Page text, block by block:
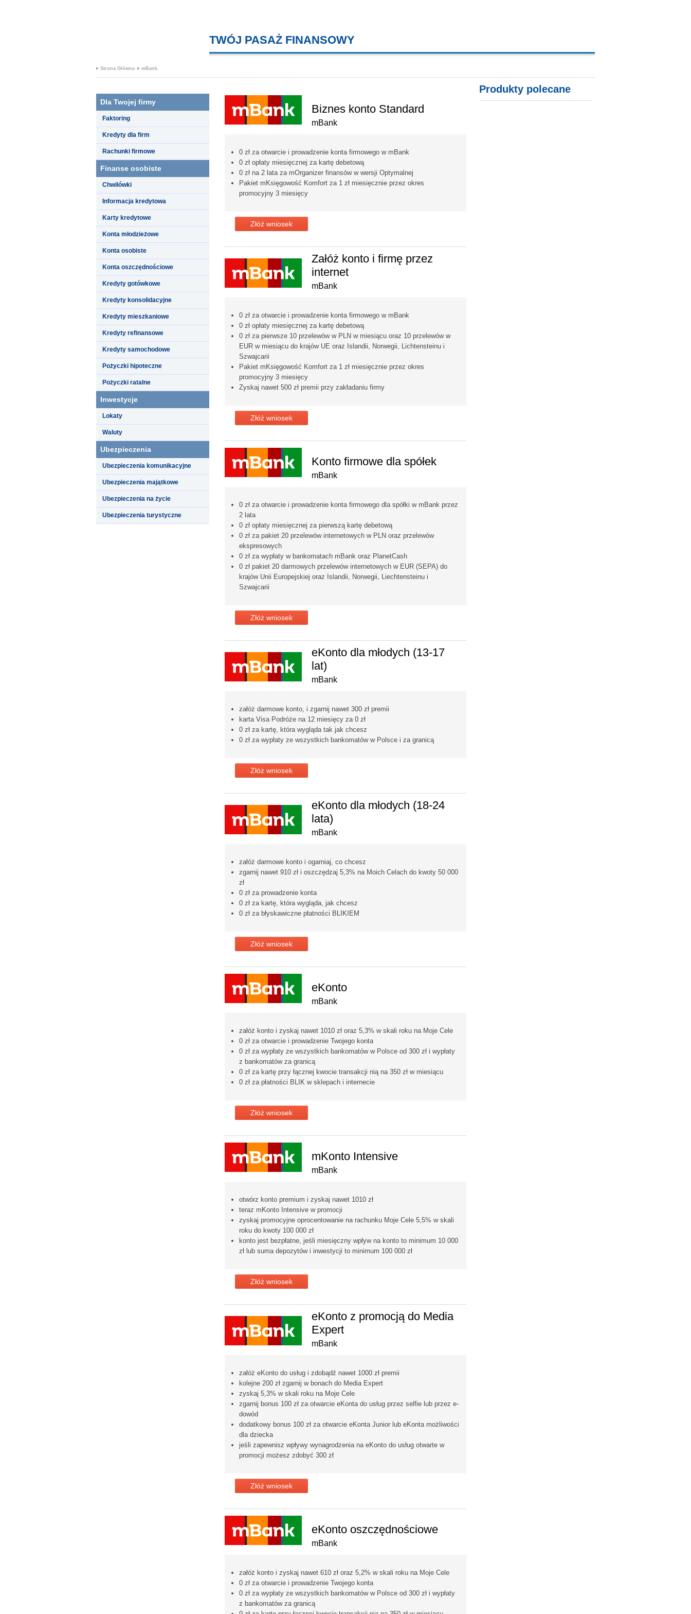
TWÓJ PASAŻ FINANSOWY
Strona Główna mBank
Dla Twojej firmy
Faktoring
Kredyty dla firm
Rachunki firmowe
Finanse osobiste
Chwilówki
Informacja kredytowa
Karty kredytowe
Konta młodzieżowe
Konta osobiste
Konta oszczędnościowe
Kredyty gotówkowe
Kredyty konsolidacyjne
Kredyty mieszkaniowe
Kredyty refinansowe
Kredyty samochodowe
Pożyczki hipoteczne
Pożyczki ratalne
Inwestycje
Lokaty
Waluty
Ubezpieczenia
Ubezpieczenia komunikacyjne
Ubezpieczenia majątkowe
Ubezpieczenia na życie
Ubezpieczenia turystyczne
Biznes konto Standard
mBank
0 zł za otwarcie i prowadzenie konta firmowego w mBank
0 zł opłaty miesięcznej za kartę debetową
0 zł na 2 lata za mOrganizer finansów w wersji Optymalnej
Pakiet mKsięgowość Komfort za 1 zł miesięcznie przez okres
promocyjny 3 miesięcy
Złóż wniosek
Załóż konto i firmę przez
internet
mBank
0 zł za otwarcie i prowadzenie konta firmowego w mBank
0 zł opłaty miesięcznej za kartę debetową
0 zł za pierwsze 10 przelewów w PLN w miesiącu oraz 10 przelewów w
EUR w miesiącu do krajów UE oraz Islandii, Norwegii, Lichtensteinu i
Szwajcarii
Pakiet mKsięgowość Komfort za 1 zł miesięcznie przez okres
promocyjny 3 miesięcy
Zyskaj nawet 500 zł premii przy zakładaniu firmy
Złóż wniosek
Konto firmowe dla spółek
mBank
0 zł za otwarcie i prowadzenie konta firmowego dla spółki w mBank przez
2 lata
0 zł opłaty miesięcznej za pierwszą kartę debetową
0 zł za pakiet 20 przelewów internetowych w PLN oraz przelewów
ekspresowych
0 zł za wypłaty w bankomatach mBank oraz PlanetCash
0 zł pakiet 20 darmowych przelewów internetowych w EUR (SEPA) do
krajów Unii Europejskiej oraz Islandii, Norwegii, Liechtensteinu i
Szwajcarii
Złóż wniosek
eKonto dla młodych (13-17
lat)
mBank
załóż darmowe konto, i zgarnij nawet 300 zł premii
karta Visa Podróże na 12 miesięcy za 0 zł
0 zł za kartę, która wygląda tak jak chcesz
0 zł za wypłaty ze wszystkich bankomatów w Polsce i za granicą
Złóż wniosek
eKonto dla młodych (18-24
lata)
mBank
załóż darmowe konto i ogarniaj, co chcesz
zgarnij nawet 910 zł i oszczędzaj 5,3% na Moich Celach do kwoty 50 000
zł
0 zł za prowadzenie konta
0 zł za kartę, która wygląda, jak chcesz
0 zł za błyskawiczne płatności BLIKIEM
Złóż wniosek
eKonto
mBank
załóż konto i zyskaj nawet 1010 zł oraz 5,3% w skali roku na Moje Cele
0 zł za otwarcie i prowadzenie Twojego konta
0 zł za wypłaty ze wszystkich bankomatów w Polsce od 300 zł i wypłaty
z bankomatów za granicą
0 zł za kartę przy łącznej kwocie transakcji nią na 350 zł w miesiącu
0 zł za płatności BLIK w sklepach i internecie
Złóż wniosek
mKonto Intensive
mBank
otwórz konto premium i zyskaj nawet 1010 zł
teraz mKonto Intensive w promocji
zyskaj promocyjne oprocentowanie na rachunku Moje Cele 5,5% w skali
roku do kwoty 100 000 zł
konto jest bezpłatne, jeśli miesięczny wpływ na konto to minimum 10 000
zł lub suma depozytów i inwestycji to minimum 100 000 zł
Złóż wniosek
eKonto z promocją do Media
Expert
mBank
załóż eKonto do usług i zdobądź nawet 1000 zł premii
kolejne 200 zł zgarnij w bonach do Media Expert
zyskaj 5,3% w skali roku na Moje Cele
zgarnij bonus 100 zł za otwarcie eKonta do usług przez selfie lub przez e-
dowód
dodatkowy bonus 100 zł za otwarcie eKonta Junior lub eKonta możliwości
dla dziecka
jeśli zapewnisz wpływy wynagrodzenia na eKonto do usług otwarte w
promocji możesz zdobyć 300 zł
Złóż wniosek
eKonto oszczędnościowe
mBank
załóż konto i zyskaj nawet 610 zł oraz 5,2% w skali roku na Moje Cele
0 zł za otwarcie i prowadzenie Twojego konta
0 zł za wypłaty ze wszystkich bankomatów w Polsce od 300 zł i wypłaty
z bankomatów za granicą
Produkty polecane